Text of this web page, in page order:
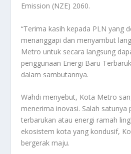
Emission (NZE) 2060.
“Terima kasih kepada PLN yang
menanggapi dan menyambut
Metro untuk secara langsung
penggunaan Energi Baru
dalam sambutannya.
Wahdi menyebut, Kota Metro
menerima inovasi. Salah satunya
terbarukan atau energi ramah
ekosistem kota yang kondusif,
bergerak maju.